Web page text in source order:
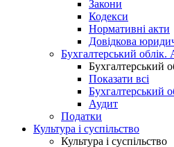
Закони
Кодекси
Нормативні акти
Довідкова
Бухгалтерський облік.
Бухгалтерський
Показати всі
Бухгалтерський
Аудит
Податки
Культура і суспільство
Культура і суспільство